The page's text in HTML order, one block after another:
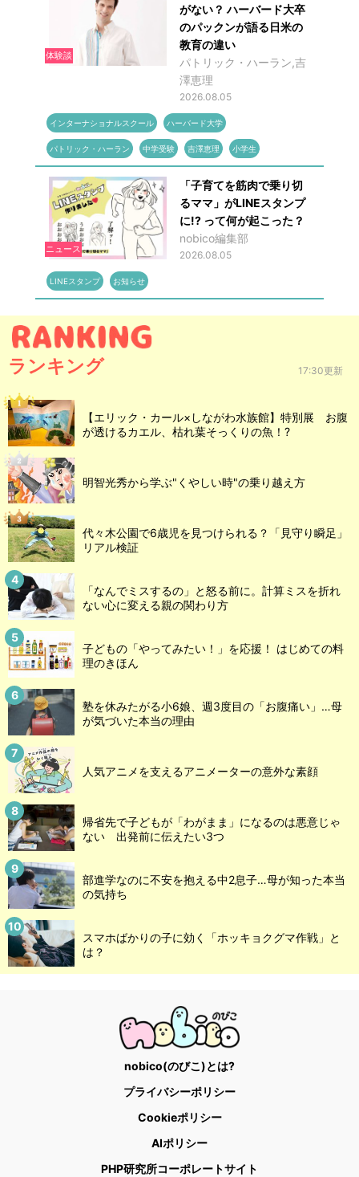
体験談
がない？ ハーバード大卒
のパックンが語る日米の
教育の違い
パトリック・ハーラン,吉
澤恵理
2026.08.05
インターナショナルスクール ハーバード大学
パトリック・ハーラン 中学受験 吉澤恵理 小学生
ニュース
「子育てを筋肉で乗り切
るママ」がLINEスタンプ
に!? って何が起こった？
nobico編集部
2026.08.05
LINEスタンプ お知らせ
ランキング 17:30更新
【エリック・カール×しながわ水族館】特別展 お腹
が透けるカエル、枯れ葉そっくりの魚！?
明智光秀から学ぶ"くやしい時"の乗り越え方
代々木公園で6歳児を見つけられる？「見守り瞬足」
リアル検証
「なんでミスするの」と怒る前に。計算ミスを折れ
ない心に変える親の関わり方
子どもの「やってみたい！」を応援！ はじめての料
理のきほん
塾を休みたがる小6娘、週3度目の「お腹痛い」…母
が気づいた本当の理由
人気アニメを支えるアニメーターの意外な素顔
帰省先で子どもが「わがまま」になるのは悪意じゃ
ない 出発前に伝えたい3つ
部進学なのに不安を抱える中2息子…母が知った本当
の気持ち
スマホばかりの子に効く「ホッキョクグマ作戦」と
は？
nobico(のびこ)とは?
プライバシーポリシー
Cookieポリシー
AIポリシー
PHP研究所コーポレートサイト